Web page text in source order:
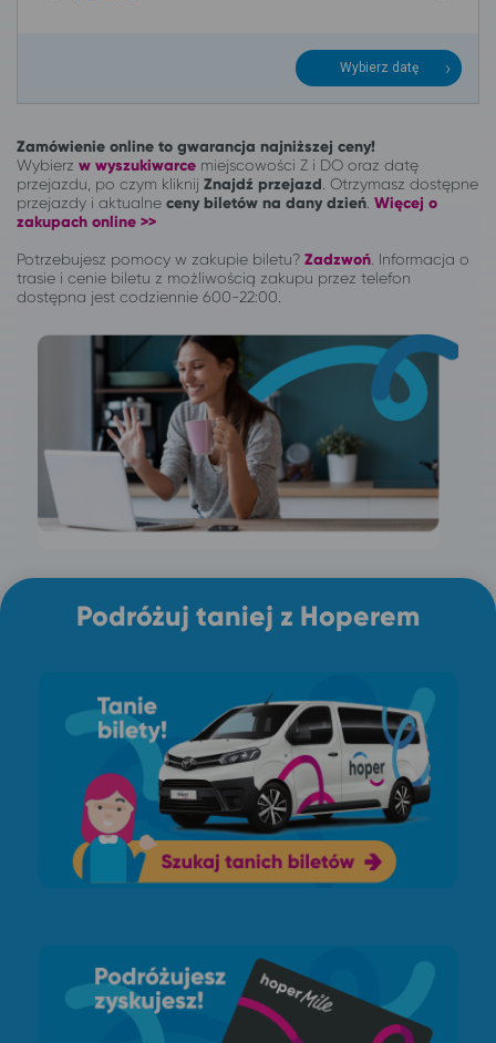
Wybierz datę
Zamówienie online to gwarancja najniższej ceny!
Wybierz w wyszukiwarce miejscowości Z i DO oraz datę
przejazdu, po czym kliknij Znajdź przejazd . Otrzymasz dostępne
przejazdy i aktualne ceny biletów na dany dzień Więcej o
zakupach online >>
Potrzebujesz pomocy w zakupie biletu? Zadzwoń Informacja o
trasie i cenie biletu z możliwością zakupu przez telefon
dostępna jest codziennie 600-22:00.
Podróżuj taniej z Hoperem